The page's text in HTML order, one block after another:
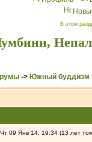
В этом
Непал
-> Южный буддизм
09 Янв 14, 19:34 (13 лет